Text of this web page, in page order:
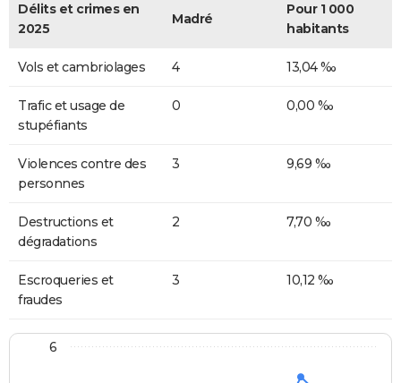
Délits et crimes en
2025
Madré
Pour 1 000
habitants
Vols et cambriolages 4 13,04 ‰
Trafic et usage de
stupéfiants
0 0,00 ‰
Violences contre des
personnes
3 9,69 ‰
Destructions et
dégradations
2 7,70 ‰
Escroqueries et
fraudes
3 10,12 ‰
6